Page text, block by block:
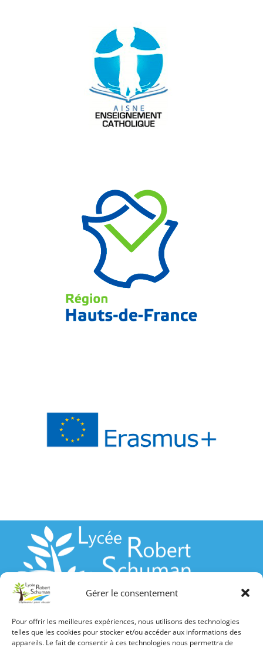
Gérer le consentement
Pour offrir les meilleures expériences, nous utilisons des technologies
telles que les cookies pour stocker et/ou accéder aux informations des
appareils. Le fait de consentir à ces technologies nous permettra de
NOTES DES ELEVES